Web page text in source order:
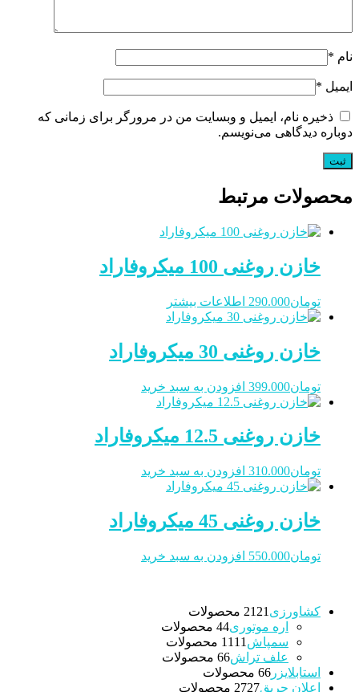
نام *
ایمیل *
ذخیره نام، ایمیل و وبسایت من در مرورگر برای زمانی که
دوباره دیدگاهی می‌نویسم.
محصولات مرتبط
خازن روغنی 100 میکروفاراد
تومان290.000 اطلاعات بیشتر
خازن روغنی 30 میکروفاراد
تومان399.000 افزودن به سبد خرید
خازن روغنی 12.5 میکروفاراد
تومان310.000 افزودن به سبد خرید
خازن روغنی 45 میکروفاراد
تومان550.000 افزودن به سبد خرید
کشاورزی 21 21 محصولات
اره موتوری 44 محصولات
سمپاش
11 11 محصولات
علف تراش 66 محصولات
استابلایزر
66 محصولات
اعلان حریق
2727 محصولات